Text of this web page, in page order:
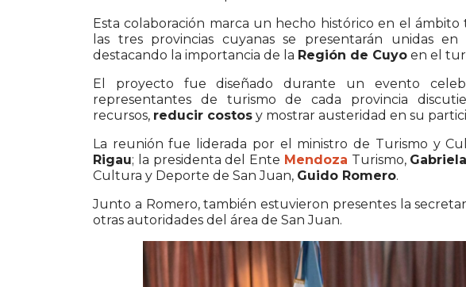
Esta colaboración marca un hecho histórico en el
las tres provincias cuyanas se presentarán unidas
destacando la importancia de la Región de Cuyo en el
El proyecto fue diseñado durante un evento
representantes de turismo de cada provincia
recursos, reducir costos y mostrar austeridad en su
La reunión fue liderada por el ministro de Turismo y
Rigau; la presidenta del Ente Mendoza Turismo,
Cultura y Deporte de San Juan, Guido Romero.
Junto a Romero, también estuvieron presentes la
otras autoridades del área de San Juan.